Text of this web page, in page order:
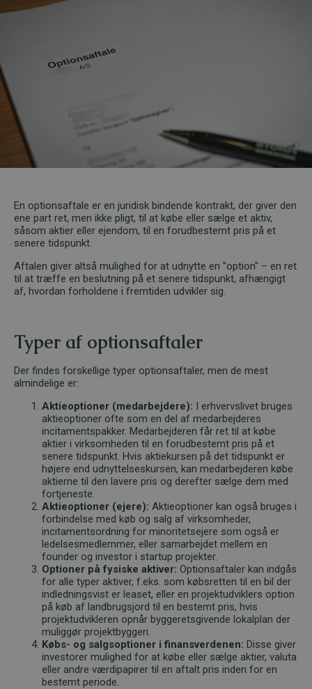
En optionsaftale er en juridisk bindende kontrakt, der giver den
ene part ret, men ikke pligt, til at købe eller sælge et aktiv,
såsom aktier eller ejendom, til en forudbestemt pris på et
senere tidspunkt.
Aftalen giver altså mulighed for at udnytte en "option" – en ret
til at træffe en beslutning på et senere tidspunkt, afhængigt
af, hvordan forholdene i fremtiden udvikler sig.
Typer af optionsaftaler
Der findes forskellige typer optionsaftaler, men de mest
almindelige er:
Aktieoptioner (medarbejdere): I erhvervslivet bruges
aktieoptioner ofte som en del af medarbejderes
incitamentspakker. Medarbejderen får ret til at købe
aktier i virksomheden til en forudbestemt pris på et
senere tidspunkt. Hvis aktiekursen på det tidspunkt er
højere end udnyttelseskursen, kan medarbejderen købe
aktierne til den lavere pris og derefter sælge dem med
fortjeneste.
Aktieoptioner (ejere): Aktieoptioner kan også bruges i
forbindelse med køb og salg af virksomheder,
incitamentsordning for minoritetsejere som også er
ledelsesmedlemmer, eller samarbejdet mellem en
founder og investor i startup projekter.
Optioner på fysiske aktiver: Optionsaftaler kan indgås
for alle typer aktiver, f.eks. som købsretten til en bil der
indledningsvist er leaset, eller en projektudviklers option
på køb af landbrugsjord til en bestemt pris, hvis
projektudvikleren opnår byggeretsgivende lokalplan der
muliggør projektbyggeri.
Købs- og salgsoptioner i finansverdenen: Disse giver
investorer mulighed for at købe eller sælge aktier, valuta
eller andre værdipapirer til en aftalt pris inden for en
bestemt periode.